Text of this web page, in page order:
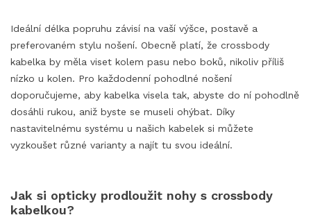
Ideální délka popruhu závisí na vaší výšce, postavě a
preferovaném stylu nošení. Obecně platí, že crossbody
kabelka by měla viset kolem pasu nebo boků, nikoliv příliš
nízko u kolen. Pro každodenní pohodlné nošení
doporučujeme, aby kabelka visela tak, abyste do ní pohodlně
dosáhli rukou, aniž byste se museli ohýbat. Díky
nastavitelnému systému u našich kabelek si můžete
vyzkoušet různé varianty a najít tu svou ideální.
Jak si opticky prodloužit nohy s crossbody
kabelkou?